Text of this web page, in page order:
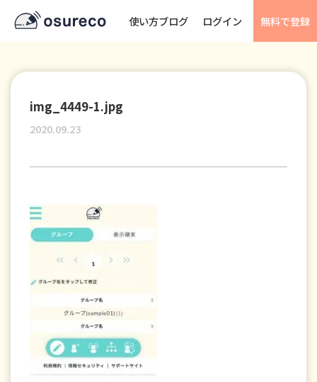
使い方ブログ ログイン 無料で登録
img_4449-1.jpg
2020.09.23